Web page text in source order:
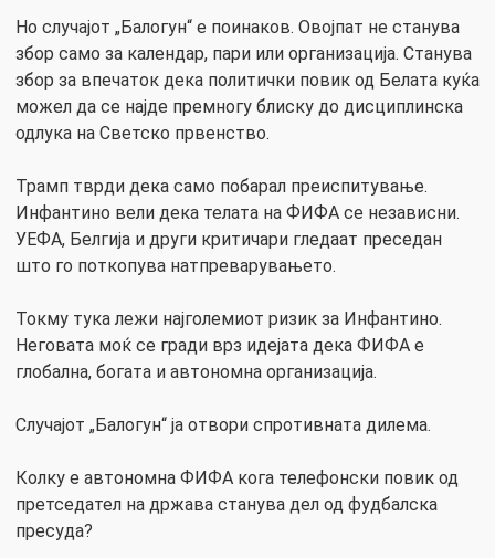
Но случајот „Балогун“ е поинаков. Овојпат не станува
збор само за календар, пари или организација. Станува
збор за впечаток дека политички повик од Белата куќа
можел да се најде премногу блиску до дисциплинска
одлука на Светско првенство.
Трамп тврди дека само побарал преиспитување.
Инфантино вели дека телата на ФИФА се независни.
УЕФА, Белгија и други критичари гледаат преседан
што го поткопува натпреварувањето.
Токму тука лежи најголемиот ризик за Инфантино.
Неговата моќ се гради врз идејата дека ФИФА е
глобална, богата и автономна организација.
Случајот „Балогун“ ја отвори спротивната дилема.
Колку е автономна ФИФА кога телефонски повик од
претседател на држава станува дел од фудбалска
пресуда?